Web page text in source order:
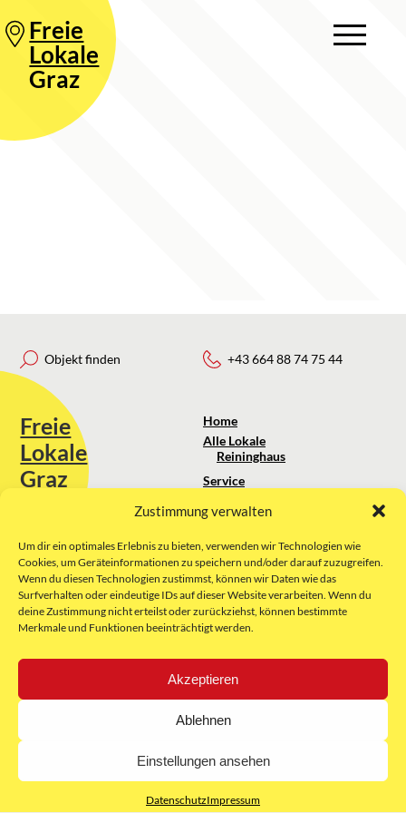
Zustimmung verwalten
Um dir ein optimales Erlebnis zu bieten, verwenden wir Technologien wie
Cookies, um Geräteinformationen zu speichern und/oder darauf zuzugreifen.
Wenn du diesen Technologien zustimmst, können wir Daten wie das
Surfverhalten oder eindeutige IDs auf dieser Website verarbeiten. Wenn du
deine Zustimmung nicht erteilst oder zurückziehst, können bestimmte
Merkmale und Funktionen beeinträchtigt werden.
Akzeptieren
Ablehnen
Einstellungen ansehen
DatenschutzImpressum
Freie
Lokale
Graz
Objekt finden
Freie
Lokale
Graz
Sie erreichen uns unter:
kontakt@freielokale-graz.at
Website by Rubikon Werbeagentur
GmbH
+43 664 88 74 75 44
Home
Alle Lokale
Reininghaus
Service
Über uns
Impressum
AGB
Datenschutz
E-Mail